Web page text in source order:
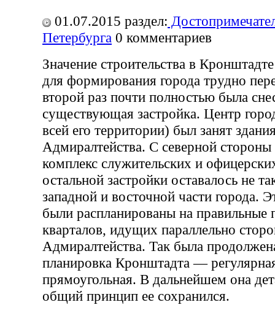
01.07.2015 раздел:
Петербурга 0 комментариев
Значение строительства в
для формирования города трудно
второй раз почти полностью была
существующая застройка. Центр
всей его территории) был занят
Адмиралтейства. С северной
комплекс служительских и
остальной застройки оставалось не
западной и восточной части города.
были распланированы на правильные
кварталов, идущих параллельно
Адмиралтейства. Так была
планировка Кронштадта —
прямоугольная. В дальнейшем она
общий принцип ее сохранился.